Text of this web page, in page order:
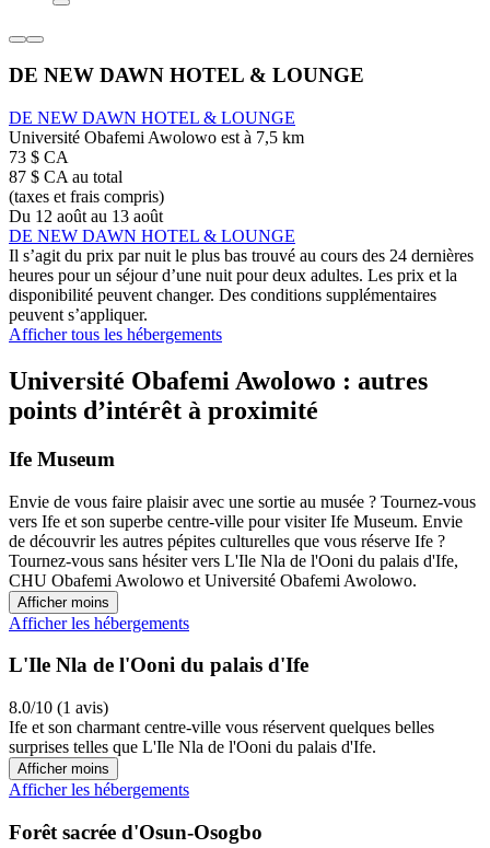
DE NEW DAWN HOTEL & LOUNGE
DE NEW DAWN HOTEL & LOUNGE
Université Obafemi Awolowo est à 7,5 km
73 $ CA
87 $ CA au total
(taxes et frais compris)
Du 12 août au 13 août
DE NEW DAWN HOTEL & LOUNGE
Il s’agit du prix par nuit le plus bas trouvé au cours des 24 dernières
heures pour un séjour d’une nuit pour deux adultes. Les prix et la
disponibilité peuvent changer. Des conditions supplémentaires
peuvent s’appliquer.
Afficher tous les hébergements
Université Obafemi Awolowo : autres
points d’intérêt à proximité
Ife Museum
Envie de vous faire plaisir avec une sortie au musée ? Tournez-vous
vers Ife et son superbe centre-ville pour visiter Ife Museum. Envie
de découvrir les autres pépites culturelles que vous réserve Ife ?
Tournez-vous sans hésiter vers L'Ile Nla de l'Ooni du palais d'Ife,
CHU Obafemi Awolowo et Université Obafemi Awolowo.
Afficher moins
Afficher les hébergements
L'Ile Nla de l'Ooni du palais d'Ife
8.0/10 (1 avis)
Ife et son charmant centre-ville vous réservent quelques belles
surprises telles que L'Ile Nla de l'Ooni du palais d'Ife.
Afficher moins
Afficher les hébergements
Forêt sacrée d'Osun-Osogbo